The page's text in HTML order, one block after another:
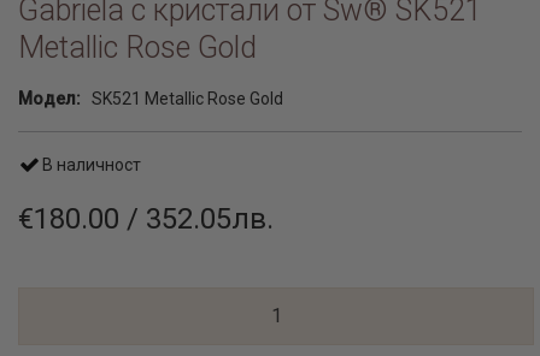
Gabriela с кристали от Sw® SK521
Metallic Rose Gold
Модел: SK521 Metallic Rose Gold
В наличност
€180.00 / 352.05лв.